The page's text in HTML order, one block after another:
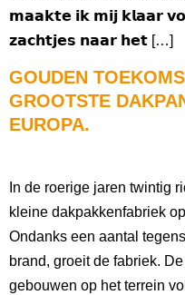
𝗺𝗮𝗮𝗸𝘁𝗲 𝗶𝗸 𝗺𝗶𝗷 𝗸𝗹𝗮𝗮𝗿
𝘇𝗮𝗰𝗵𝘁𝗷𝗲𝘀 𝗻𝗮𝗮𝗿 𝗵𝗲𝘁 […]
GOUDEN
GROOTSTE
EUROPA.
In de roerige jaren twintig
kleine dakpakkenfabriek
Ondanks een aantal
brand, groeit de fabriek.
gebouwen op het terrein